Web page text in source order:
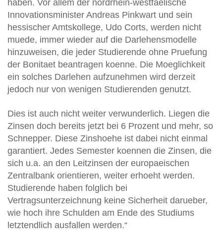
haben. Vor allem der nordrhein-westfaelische
Innovationsminister Andreas Pinkwart und sein
hessischer Amtskollege, Udo Corts, werden nicht
muede, immer wieder auf die Darlehensmodelle
hinzuweisen, die jeder Studierende ohne Pruefung
der Bonitaet beantragen koenne. Die Moeglichkeit
ein solches Darlehen aufzunehmen wird derzeit
jedoch nur von wenigen Studierenden genutzt.
Dies ist auch nicht weiter verwunderlich. Liegen die
Zinsen doch bereits jetzt bei 6 Prozent und mehr, so
Schnepper. Diese Zinshoehe ist dabei nicht einmal
garantiert. Jedes Semester koennen die Zinsen, die
sich u.a. an den Leitzinsen der europaeischen
Zentralbank orientieren, weiter erhoeht werden.
Studierende haben folglich bei
Vertragsunterzeichnung keine Sicherheit darueber,
wie hoch ihre Schulden am Ende des Studiums
letztendlich ausfallen werden.“